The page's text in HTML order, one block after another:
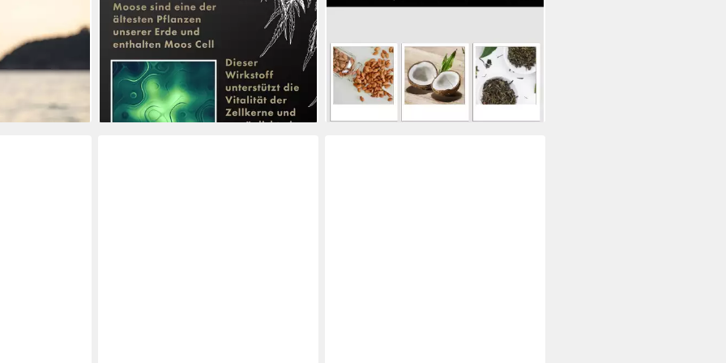
Aloe Vera,
100%
in
bei dir
Körperlotion 100 ml mit Moos Cell,
mit 500 mg CBD
24,95 €
(24,95 €/ 100 ml)
-31%
lieferbar - in 2-3 Werktagen bei dir
(117,74 €/ 1 l)
lieferbar - in 2-3 Werktagen bei dir